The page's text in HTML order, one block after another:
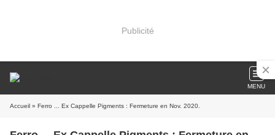
Publicité
MENU
Accueil » Ferro ... Ex Cappelle Pigments : Fermeture en Nov. 2020.